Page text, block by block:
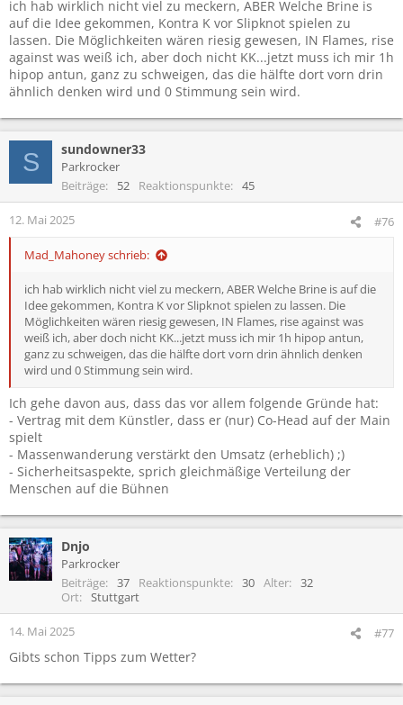
ich hab wirklich nicht viel zu meckern, ABER Welche Brine is
auf die Idee gekommen, Kontra K vor Slipknot spielen zu
lassen. Die Möglichkeiten wären riesig gewesen, IN Flames, rise
against was weiß ich, aber doch nicht KK...jetzt muss ich mir 1h
hipop antun, ganz zu schweigen, das die hälfte dort vorn drin
ähnlich denken wird und 0 Stimmung sein wird.
S sundowner33
Parkrocker
Beiträge
52 Reaktionspunkte 45
12. Mai 2025 #76
Mad_Mahoney schrieb:
ich hab wirklich nicht viel zu meckern, ABER Welche Brine is auf die
Idee gekommen, Kontra K vor Slipknot spielen zu lassen. Die
Möglichkeiten wären riesig gewesen, IN Flames, rise against was
weiß ich, aber doch nicht KK...jetzt muss ich mir 1h hipop antun,
ganz zu schweigen, das die hälfte dort vorn drin ähnlich denken
wird und 0 Stimmung sein wird.
Ich gehe davon aus, dass das vor allem folgende Gründe hat:
- Vertrag mit dem Künstler, dass er (nur) Co-Head auf der Main
spielt
- Massenwanderung verstärkt den Umsatz (erheblich) ;)
- Sicherheitsaspekte, sprich gleichmäßige Verteilung der
Menschen auf die Bühnen
Dnjo
Parkrocker
Beiträge
37 Reaktionspunkte 30 Alter
32
Ort
Stuttgart
14. Mai 2025 #77
Gibts schon Tipps zum Wetter?